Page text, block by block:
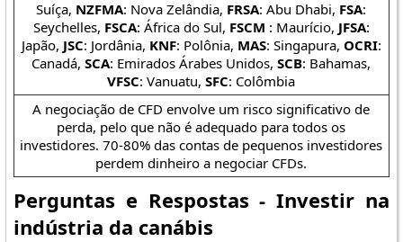
Suíça, NZFMA: Nova Zelândia, FRSA: Abu Dhabi, FSA:
Seychelles, FSCA: África do Sul, FSCM : Maurício, JFSA:
Japão, JSC: Jordânia, KNF: Polônia, MAS: Singapura, OCRI:
Canadá,SCA: Emirados Árabes Unidos,SCB: Bahamas,
VFSC: Vanuatu,SFC: Colômbia
A negociação de CFD envolve um risco significativo de
perda, pelo que não é adequado para todos os
investidores. 70-80% das contas de pequenos investidores
perdem dinheiro a negociar CFDs.
Perguntas e Respostas - Investir na
indústria da canábis